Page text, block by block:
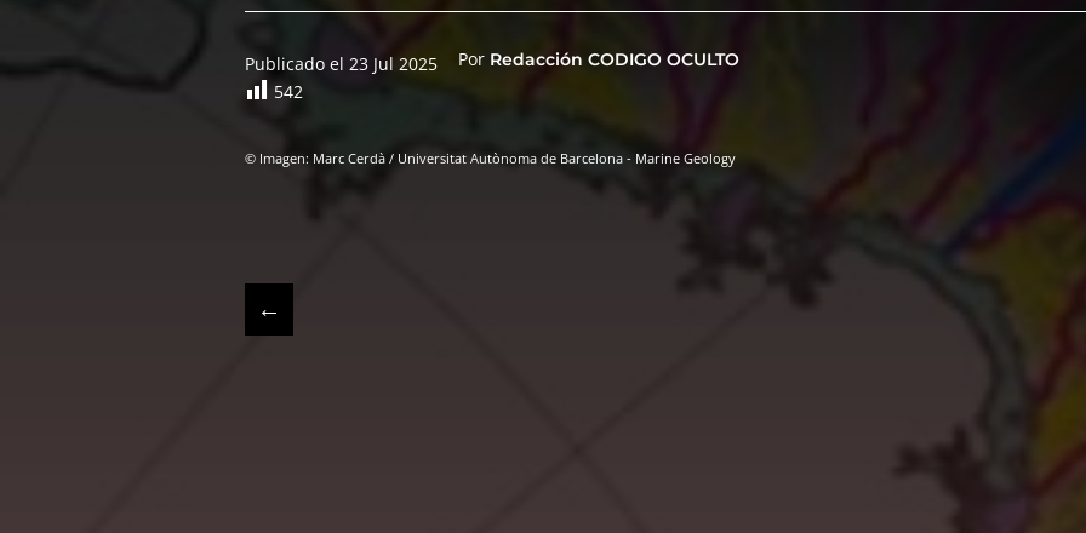
Publicado el 23 Jul 2025 Por Redacción CODIGO OCULTO
542
© Imagen: Marc Cerdà / Universitat Autònoma de Barcelona - Marine Geology
←